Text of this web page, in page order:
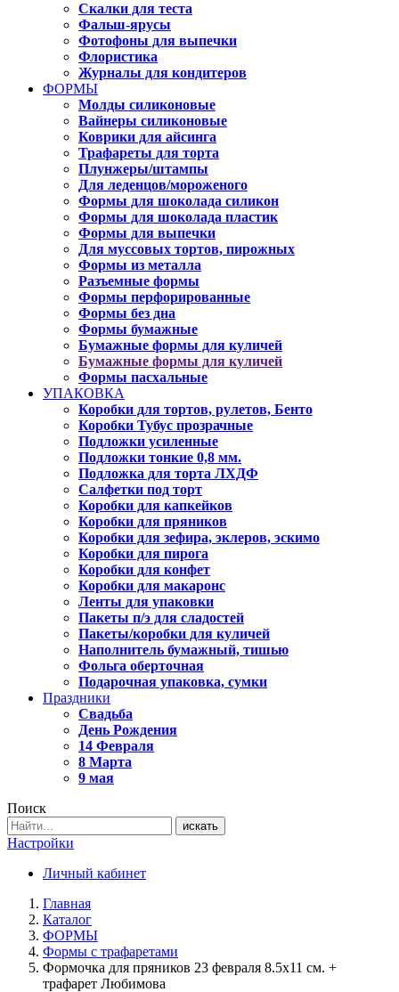
Скалки для теста
Фальш-ярусы
Фотофоны для выпечки
Флористика
Журналы для кондитеров
ФОРМЫ
Молды силиконовые
Вайнеры силиконовые
Коврики для айсинга
Трафареты для торта
Плунжеры/штампы
Для леденцов/мороженого
Формы для шоколада силикон
Формы для шоколада пластик
Формы для выпечки
Для муссовых тортов, пирожных
Формы из металла
Разъемные формы
Формы перфорированные
Формы без дна
Формы бумажные
Бумажные формы для куличей
Бумажные формы для куличей
Формы пасхальные
УПАКОВКА
Коробки для тортов, рулетов, Бенто
Коробки Тубус прозрачные
Подложки усиленные
Подложки тонкие 0,8 мм.
Подложка для торта ЛХДФ
Салфетки под торт
Коробки для капкейков
Коробки для пряников
Коробки для зефира, эклеров, эскимо
Коробки для пирога
Коробки для конфет
Коробки для макаронс
Ленты для упаковки
Пакеты п/э для сладостей
Пакеты/коробки для куличей
Наполнитель бумажный, тишью
Фольга оберточная
Подарочная упаковка, сумки
Праздники
Свадьба
День Рождения
14 Февраля
8 Марта
9 мая
Поиск
искать
Настройки
Личный кабинет
Главная
Каталог
ФОРМЫ
Формы с трафаретами
Формочка для пряников 23 февраля 8.5х11 см. +
трафарет Любимова